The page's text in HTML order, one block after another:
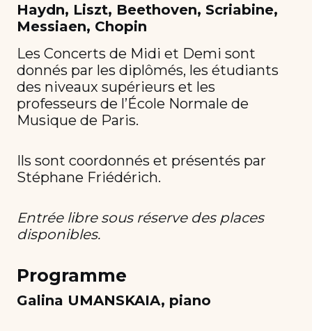
Haydn, Liszt, Beethoven, Scriabine,
Messiaen, Chopin
Les Concerts de Midi et Demi sont
donnés par les diplômés, les étudiants
des niveaux supérieurs et les
professeurs de l’École Normale de
Musique de Paris.
Ils sont coordonnés et présentés par
Stéphane Friédérich.
Entrée libre sous réserve des places
disponibles.
Programme
Galina UMANSKAIA, piano